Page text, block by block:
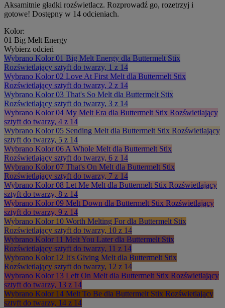
Aksamitnie gładki rozświetlacz. Rozprowadź go, rozetrzyj i
gotowe! Dostępny w 14 odcieniach.
Kolor:
01 Big Melt Energy
Wybierz odcień
Wybrano Kolor 01 Big Melt Energy dla Buttermelt Stix
Rozświetlający sztyft do twarzy, 1 z 14
Wybrano Kolor 02 Love At First Melt dla Buttermelt Stix
Rozświetlający sztyft do twarzy, 2 z 14
Wybrano Kolor 03 That's So Melt dla Buttermelt Stix
Rozświetlający sztyft do twarzy, 3 z 14
Wybrano Kolor 04 My Melt Era dla Buttermelt Stix Rozświetlający
sztyft do twarzy, 4 z 14
Wybrano Kolor 05 Sending Melt dla Buttermelt Stix Rozświetlający
sztyft do twarzy, 5 z 14
Wybrano Kolor 06 A Whole Melt dla Buttermelt Stix
Rozświetlający sztyft do twarzy, 6 z 14
Wybrano Kolor 07 That's On Melt dla Buttermelt Stix
Rozświetlający sztyft do twarzy, 7 z 14
Wybrano Kolor 08 Let Me Melt dla Buttermelt Stix Rozświetlający
sztyft do twarzy, 8 z 14
Wybrano Kolor 09 Melt Down dla Buttermelt Stix Rozświetlający
sztyft do twarzy, 9 z 14
Wybrano Kolor 10 Worth Melting For dla Buttermelt Stix
Rozświetlający sztyft do twarzy, 10 z 14
Wybrano Kolor 11 Melt You Later dla Buttermelt Stix
Rozświetlający sztyft do twarzy, 11 z 14
Wybrano Kolor 12 It's Giving Melt dla Buttermelt Stix
Rozświetlający sztyft do twarzy, 12 z 14
Wybrano Kolor 13 Left On Melt dla Buttermelt Stix Rozświetlający
sztyft do twarzy, 13 z 14
Wybrano Kolor 14 Melt To Be dla Buttermelt Stix Rozświetlający
sztyft do twarzy, 14 z 14